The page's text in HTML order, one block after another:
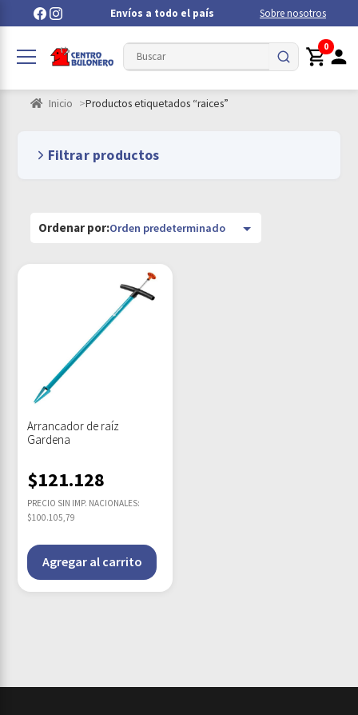
Envíos a todo el país Sobre nosotros
0
Inicio Productos etiquetados “raices”
Filtrar productos
Arrancador de raíz
Gardena
$121.128
PRECIO SIN IMP. NACIONALES:
$100.105,79
Agregar al carrito